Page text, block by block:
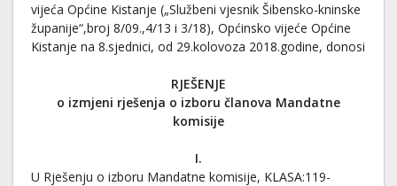
vijeća Općine Kistanje („Službeni vjesnik Šibensko-kninske
županije“,broj 8/09.,4/13 i 3/18), Općinsko vijeće Općine
Kistanje na 8.sjednici, od 29.kolovoza 2018.godine, donosi
RJEŠENJE
o izmjeni rješenja o izboru članova Mandatne
komisije
I.
U Rješenju o izboru Mandatne komisije, KLASA:119-